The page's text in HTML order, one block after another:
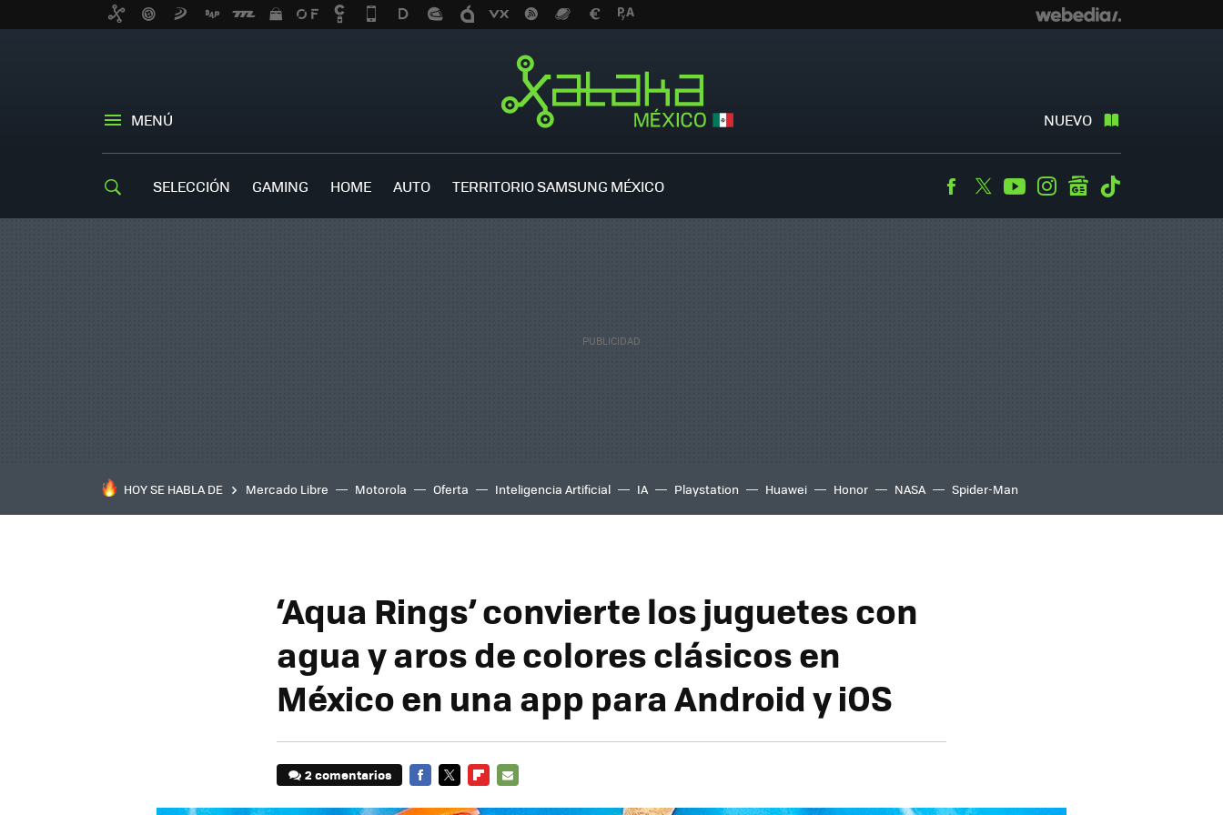
MENÚ NUEVO
SELECCIÓN GAMING HOME AUTO TERRITORIO SAMSUNG MÉXICO Facebook
TwitterYoutubeInstagramgooglenews
HOY SE HABLA DE Mercado Libre Motorola Oferta Inteligencia Artificial IA Playstation Huawei Honor NASA Spider-Man
‘Aqua Rings’ convierte los juguetes con
agua y aros de colores clásicos en
México en una app para Android y iOS
2 comentarios